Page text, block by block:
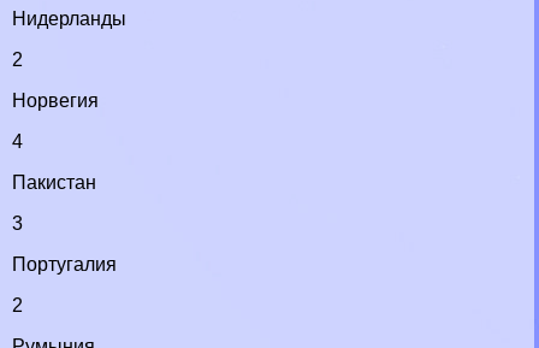
Нидерланды
2
Норвегия
4
Пакистан
3
Португалия
2